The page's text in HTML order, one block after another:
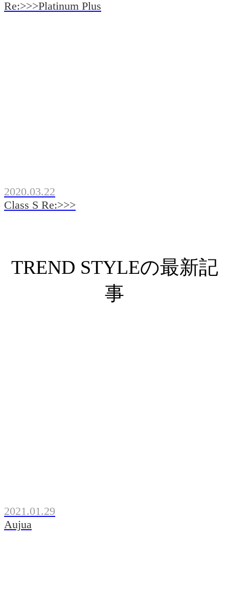
Re:>>>Platinum Plus
2020.03.22
Class S Re:>>>
TREND STYLEの最新記
事
2021.01.29
Aujua